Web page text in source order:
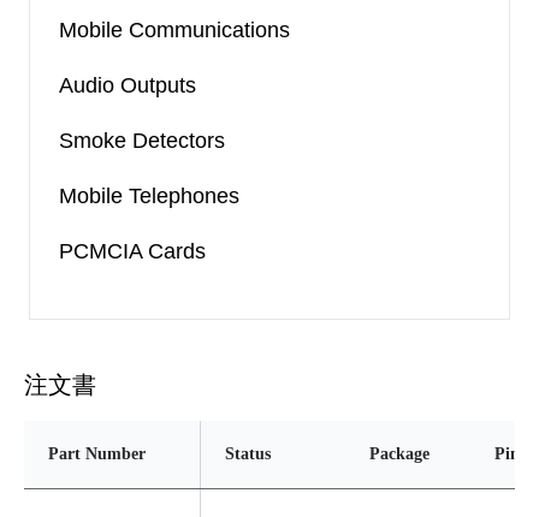
Mobile Communications
Audio Outputs
Smoke Detectors
Mobile Telephones
PCMCIA Cards
注文書
Part Number Status Package Pins